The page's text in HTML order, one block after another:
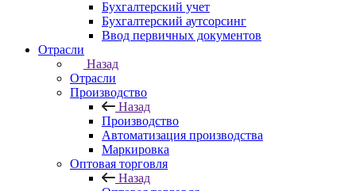
Бухгалтерский учет
Бухгалтерский аутсорсинг
Ввод первичных документов
Отрасли
Назад
Отрасли
Производство
Назад
Производство
Автоматизация производства
Маркировка
Оптовая торговля
Назад